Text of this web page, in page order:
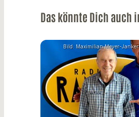
Das könnte Dich auch
Bild: Maximilian Meyer-